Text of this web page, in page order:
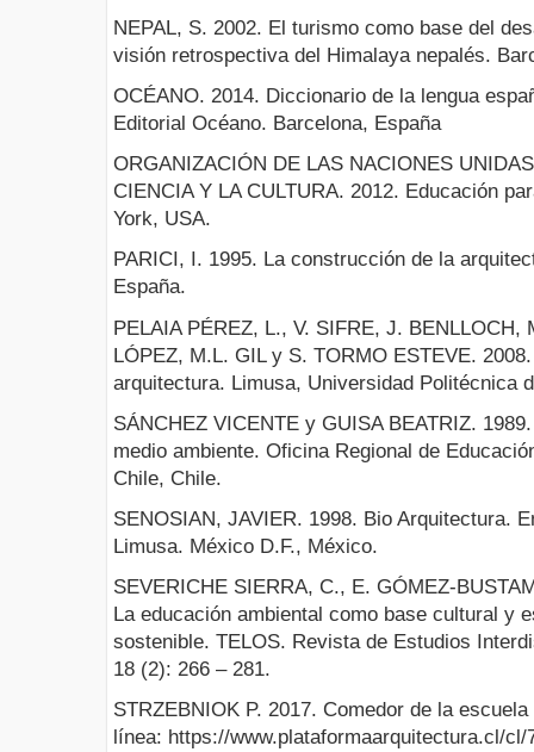
NEPAL, S. 2002. El turismo como base del
visión retrospectiva del Himalaya nepalés.
OCÉANO. 2014. Diccionario de la lengua
Editorial Océano. Barcelona, España
ORGANIZACIÓN DE LAS NACIONES
CIENCIA Y LA CULTURA. 2012. Educación
York, USA.
PARICI, I. 1995. La construcción de la
España.
PELAIA PÉREZ, L., V. SIFRE, J. BENLLOCH,
LÓPEZ, M.L. GIL y S. TORMO ESTEVE.
arquitectura. Limusa, Universidad Politécnica
SÁNCHEZ VICENTE y GUISA BEATRIZ.
medio ambiente. Oficina Regional de
Chile, Chile.
SENOSIAN, JAVIER. 1998. Bio Arquitectura.
Limusa. México D.F., México.
SEVERICHE SIERRA, C., E. GÓMEZ-
La educación ambiental como base cultural y
sostenible. TELOS. Revista de Estudios
18 (2): 266 – 281.
STRZEBNIOK P. 2017. Comedor de la
línea: https://www.plataformaarquitectura.cl/